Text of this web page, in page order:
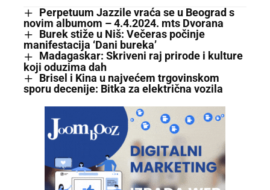
Perpetuum Jazzile vraća se u Beograd s
novim albumom – 4.4.2024. mts Dvorana
Burek stiže u Niš: Večeras počinje
manifestacija ‘Dani bureka’
Madagaskar: Skriveni raj prirode i kulture
koji oduzima dah
Brisel i Kina u najvećem trgovinskom
sporu decenije: Bitka za električna vozila